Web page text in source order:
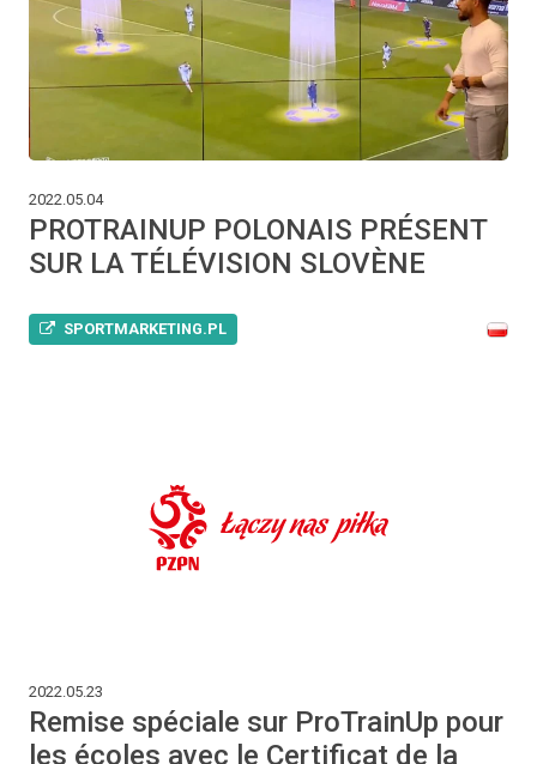
2022.05.04
PROTRAINUP POLONAIS PRÉSENT
SUR LA TÉLÉVISION SLOVÈNE
SPORTMARKETING.PL
2022.05.23
Remise spéciale sur ProTrainUp pour
les écoles avec le Certificat de la